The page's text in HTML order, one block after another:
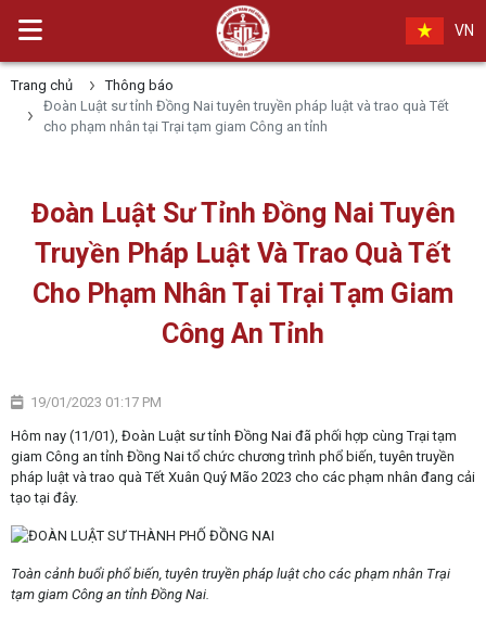
VN
Trang chủ
Thông báo
Đoàn Luật sư tỉnh Đồng Nai tuyên truyền pháp luật và trao quà Tết
cho phạm nhân tại Trại tạm giam Công an tỉnh
Đoàn Luật Sư Tỉnh Đồng Nai Tuyên
Truyền Pháp Luật Và Trao Quà Tết
Cho Phạm Nhân Tại Trại Tạm Giam
Công An Tỉnh
19/01/2023 01:17 PM
Hôm nay (11/01), Đoàn Luật sư tỉnh Đồng Nai đã phối hợp cùng Trại tạm
giam Công an tỉnh Đồng Nai tổ chức chương trình phổ biến, tuyên truyền
pháp luật và trao quà Tết Xuân Quý Mão 2023 cho các phạm nhân đang cải
tạo tại đây.
Toàn cảnh buổi phổ biến, tuyên truyền pháp luật cho các phạm nhân Trại
tạm giam Công an tỉnh Đồng Nai.